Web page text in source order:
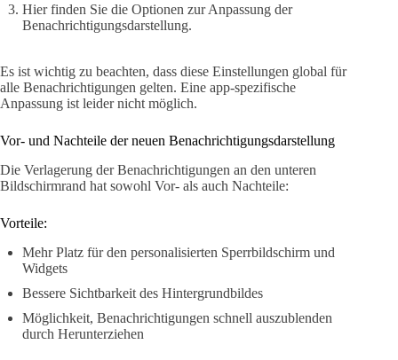
Hier finden Sie die Optionen zur Anpassung der
Benachrichtigungsdarstellung.
Es ist wichtig zu beachten, dass diese Einstellungen global für
alle Benachrichtigungen gelten. Eine app-spezifische
Anpassung ist leider nicht möglich.
Vor- und Nachteile der neuen Benachrichtigungsdarstellung
Die Verlagerung der Benachrichtigungen an den unteren
Bildschirmrand hat sowohl Vor- als auch Nachteile:
Vorteile:
Mehr Platz für den personalisierten Sperrbildschirm und
Widgets
Bessere Sichtbarkeit des Hintergrundbildes
Möglichkeit, Benachrichtigungen schnell auszublenden
durch Herunterziehen